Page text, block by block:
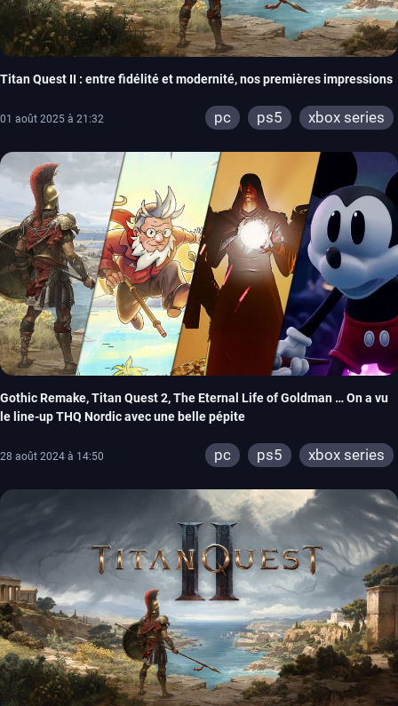
Titan Quest II : entre fidélité et modernité, nos premières impressions
01 août 2025 à 21:32 pc ps5 xbox series
Gothic Remake, Titan Quest 2, The Eternal Life of Goldman … On a vu
le line-up THQ Nordic avec une belle pépite
28 août 2024 à 14:50 pc ps5 xbox series